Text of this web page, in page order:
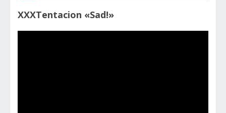
XXXTentacion «Sad!»